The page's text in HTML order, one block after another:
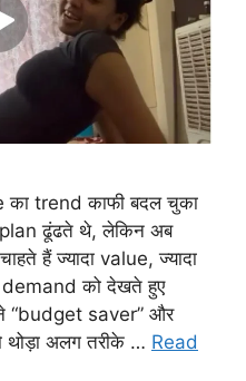
trend काफी बदल चुका
ढूंढते थे, लेकिन अब
हैं ज्यादा value, ज्यादा
को देखते हुए
“budget saver” और
अलग तरीके … Read